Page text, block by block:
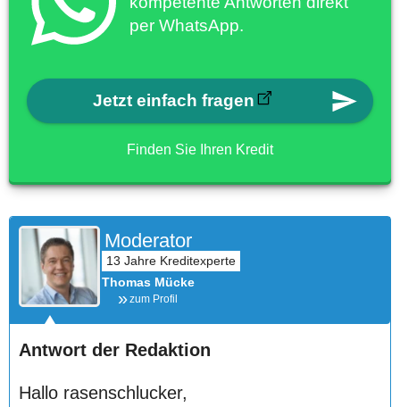
per WhatsApp.
Jetzt einfach fragen
Finden Sie Ihren Kredit
Moderator
Thomas Mücke
zum Profil
Antwort der Redaktion
Hallo rasenschlucker,